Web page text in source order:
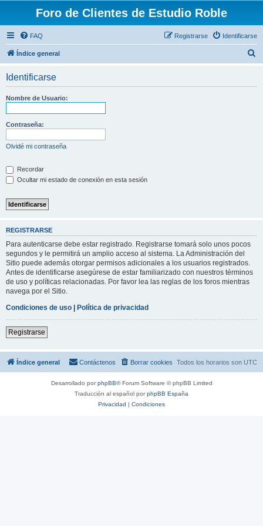
Foro de Clientes de Estudio Roble
FAQ Identificarse
Registrarse
Índice general
Identificarse
Nombre de Usuario:
Contraseña:
Olvidé mi contraseña
Recordar
Ocultar mi estado de conexión en esta sesión
REGISTRARSE
Para autenticarse debe estar registrado. Registrarse tomará solo unos pocos
segundos y le permitirá un amplio acceso al sistema. La Administración del
Sitio puede además otorgar permisos adicionales a los usuarios registrados.
Antes de identificarse asegúrese de estar familiarizado con nuestros términos
de uso y políticas relacionadas. Por favor lea las reglas de los foros mientras
navega por el Sitio.
Condiciones de uso | Política de privacidad
Registrarse
Índice general Todos los horarios son UTC
Borrar cookies
Contáctenos
Desarrollado porphpBB® Forum Software © phpBB Limited
Traducción al español porphpBB España
Privacidad | Condiciones